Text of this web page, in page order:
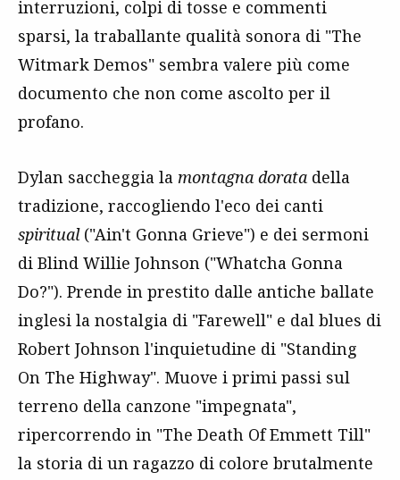
interruzioni, colpi di tosse e commenti
sparsi, la traballante qualità sonora di "The
Witmark Demos" sembra valere più come
documento che non come ascolto per il
profano.
Dylan saccheggia la montagna dorata della
tradizione, raccogliendo l'eco dei canti
spiritual("Ain't Gonna Grieve") e dei sermoni
di Blind Willie Johnson ("Whatcha Gonna
Do?"). Prende in prestito dalle antiche ballate
inglesi la nostalgia di "Farewell" e dal blues di
Robert Johnson l'inquietudine di "Standing
On The Highway". Muove i primi passi sul
terreno della canzone "impegnata",
ripercorrendo in "The Death Of Emmett Till"
la storia di un ragazzo di colore brutalmente